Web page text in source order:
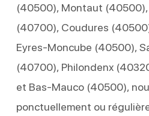
(40500), Montaut
(40700), Coudures
Eyres-Moncube (40500),
(40700), Philondenx
et Bas-Mauco (40500),
ponctuellement ou